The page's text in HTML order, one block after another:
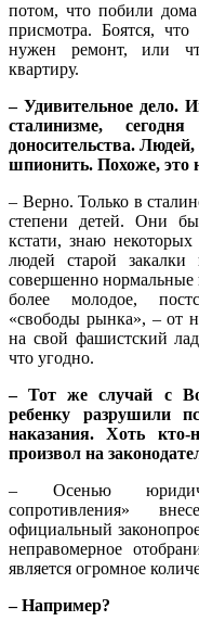
потом, что побили дома
присмотра. Боятся,
нужен ремонт, или
квартиру.
– Удивительное дело.
сталинизме,
доносительства. Людей,
шпионить. Похоже, это
– Верно. Только в
степени детей. Они
кстати, знаю
людей старой
совершенно
более молодое,
«свободы рынка», – от
на свой фашистский
что угодно.
– Тот же случай с
ребенку разрушили
наказания. Хоть кто-
произвол на
– Осенью
сопротивления»
официальный
неправомерное
является огромное
– Например?